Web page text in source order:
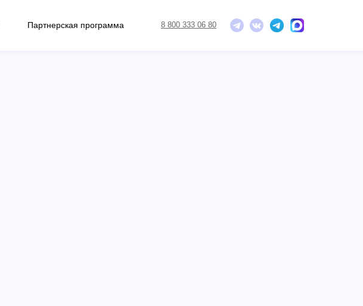
8 800 333 06 80
Партнерская программа